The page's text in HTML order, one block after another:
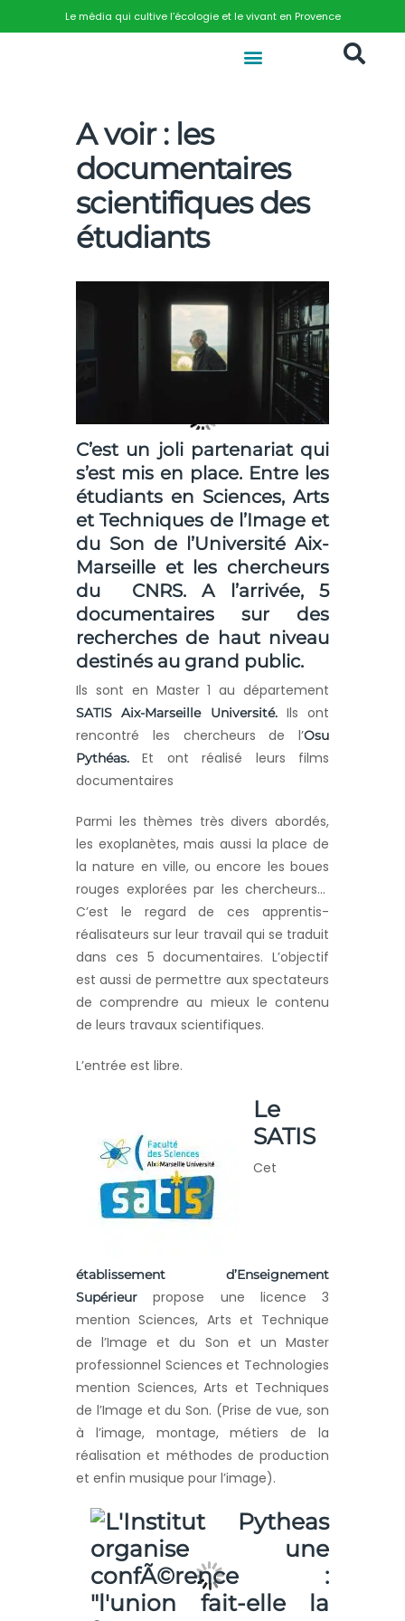
Le média qui cultive l’écologie et le vivant en Provence
A voir : les
documentaires
scientifiques des
étudiants
C’est un joli partenariat qui
s’est mis en place. Entre les
étudiants en Sciences, Arts
et Techniques de l’Image et
du Son de l’Université Aix-
Marseille et les chercheurs
du CNRS. A l’arrivée, 5
documentaires sur des
recherches de haut niveau
destinés au grand public.
Ils sont en Master 1 au département
SATIS Aix-Marseille Université. Ils ont
rencontré les chercheurs de l’Osu
Pythéas.Et ont réalisé leurs films
documentaires
Parmi les thèmes très divers abordés,
les exoplanètes, mais aussi la place de
la nature en ville, ou encore les boues
rouges explorées par les chercheurs…
C’est le regard de ces apprentis-
réalisateurs sur leur travail qui se traduit
dans ces 5 documentaires. L’objectif
est aussi de permettre aux spectateurs
de comprendre au mieux le contenu
de leurs travaux scientifiques.
L’entrée est libre.
Le
SATIS
Cet
établissement d’Enseignement
Supérieur propose une licence 3
mention Sciences, Arts et Technique
de l’Image et du Son et un Master
professionnel Sciences et Technologies
mention Sciences, Arts et Techniques
de l’Image et du Son. (Prise de vue, son
à l’image, montage, métiers de la
réalisation et méthodes de production
et enfin musique pour l’image).